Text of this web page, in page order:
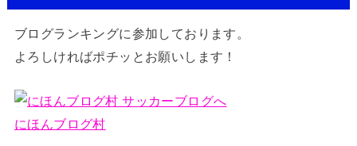
ブログランキングに参加しております。
よろしければポチッとお願いします！
にほんブログ村